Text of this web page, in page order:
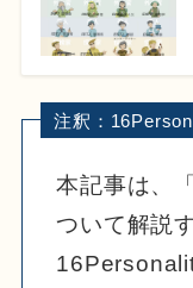
本記事は、
ついて解説